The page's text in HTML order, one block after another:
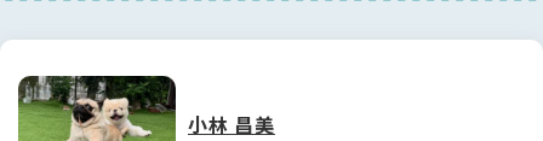
小林 昌美